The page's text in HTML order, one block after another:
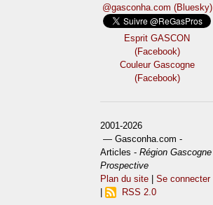
@gasconha.com (Bluesky)
Esprit GASCON
(Facebook)
Couleur Gascogne
(Facebook)
2001-2026
— Gasconha.com -
Articles -Région Gascogne
Prospective
Plan du site |Se connecter
RSS 2.0